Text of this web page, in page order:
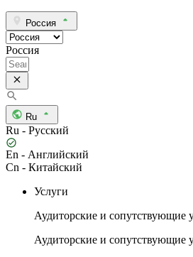
Россия
Россия
Ru
Ru - Русский
En - Английский
Cn - Китайский
Услуги
Аудиторские и сопутствующие
Аудиторские и сопутствующие